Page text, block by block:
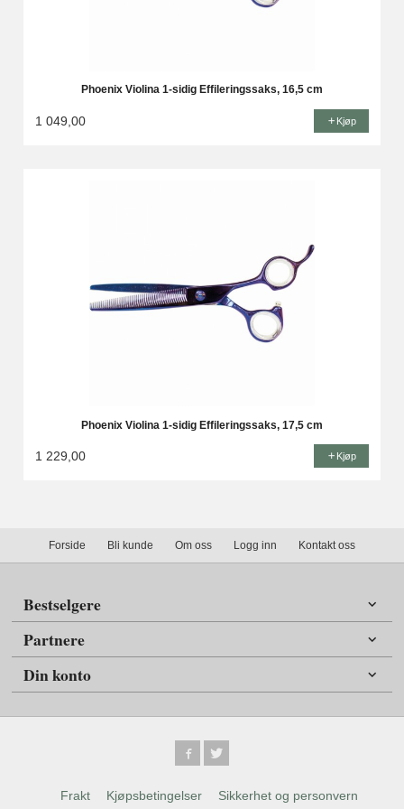
Phoenix Violina 1-sidig Effileringssaks, 16,5 cm
1 049,00 Kjøp
Phoenix Violina 1-sidig Effileringssaks, 17,5 cm
1 229,00 Kjøp
Forside Bli kunde Om oss Logg inn Kontakt oss
Bestselgere
Partnere
Din konto
Frakt Kjøpsbetingelser Sikkerhet og personvern